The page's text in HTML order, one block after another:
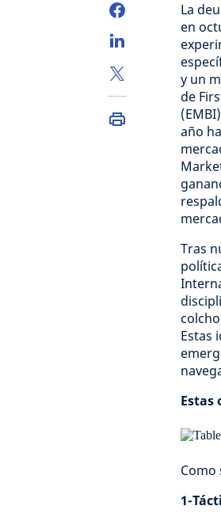
La
en
y un
de
año
Tras
Estas
Estas
Como
1-